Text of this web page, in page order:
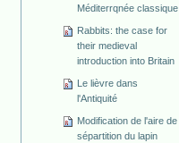
Méditerrqnée classique
Rabbits: the case for
their medieval
introduction into Britain
Le lièvre dans
l'Antiquité
Modification de l'aire de
sépartition du lapin